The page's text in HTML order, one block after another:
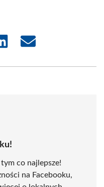
Share
Share
co najlepsze!
na Facebooku,